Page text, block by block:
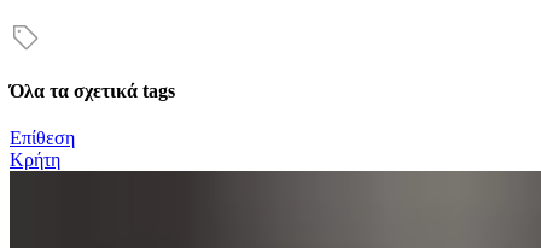
Όλα τα σχετικά tags
Επίθεση
Κρήτη